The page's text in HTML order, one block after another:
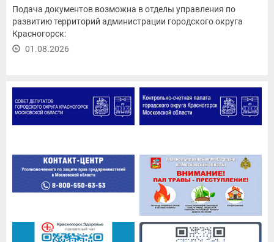
Подача документов возможна в отделы управления по
развитию территорий администрации городского округа
Красногорск:
01.08.2026